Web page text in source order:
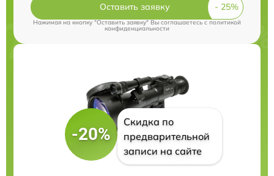
Оставить заявку
Нажимая на кнопку "Оставить заявку" Вы соглашаетесь cполитикой
конфиденциальности
-20%
Скидка по
предварительной
записи на сайте